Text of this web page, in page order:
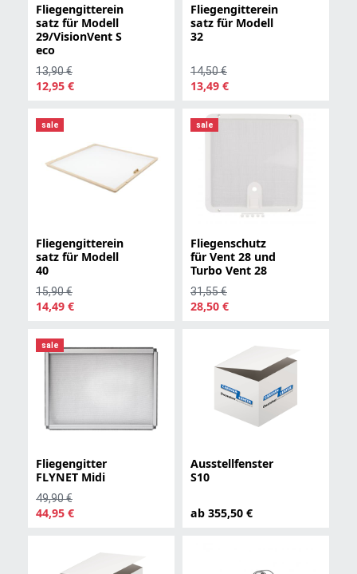
Fliegengitterein
satz für Modell
29/VisionVent S
eco
13,90 €
12,95 €
Fliegengitterein
satz für Modell
32
14,50 €
13,49 €
sale
Fliegengitterein
satz für Modell
40
15,90 €
14,49 €
sale
Fliegenschutz
für Vent 28 und
Turbo Vent 28
31,55 €
28,50 €
sale
Fliegengitter
FLYNET Midi
49,90 €
44,95 €
Ausstellfenster
S10
ab 355,50 €